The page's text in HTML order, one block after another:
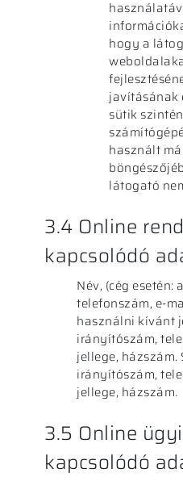
hogy a
javításának
sütik
használt
látogató
3.4 Online
kapcsolódó
Név, (cég esetén:
telefonszám, e-
használni kívánt
irányítószám,
jellege, házszám.
irányítószám,
jellege, házszám.
3.5 Online
kapcsolódó